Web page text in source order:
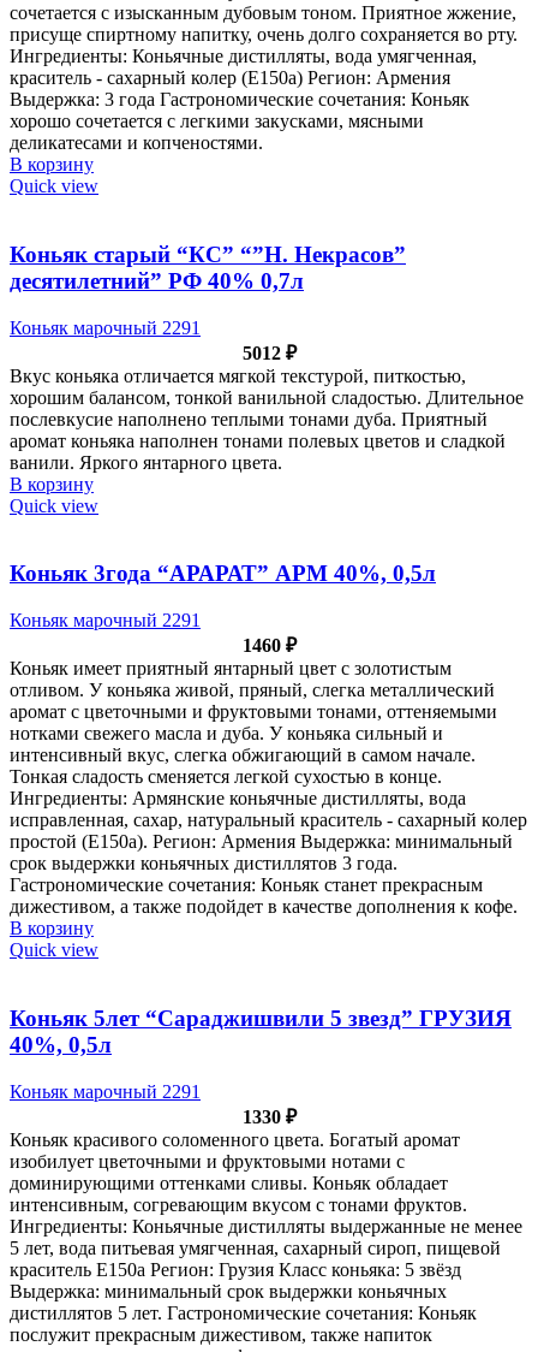
сочетается с изысканным дубовым тоном. Приятное жжение,
присуще спиртному напитку, очень долго сохраняется во рту.
Ингредиенты: Коньячные дистилляты, вода умягченная,
краситель - сахарный колер (Е150а) Регион: Армения
Выдержка: 3 года Гастрономические сочетания: Коньяк
хорошо сочетается с легкими закусками, мясными
деликатесами и копченостями.
В корзину
Quick view
Коньяк старый “КС” “”Н. Некрасов”
десятилетний” РФ 40% 0,7л
Коньяк марочный 2291
5012 ₽
Вкус коньяка отличается мягкой текстурой, питкостью,
хорошим балансом, тонкой ванильной сладостью. Длительное
послевкусие наполнено теплыми тонами дуба. Приятный
аромат коньяка наполнен тонами полевых цветов и сладкой
ванили. Яркого янтарного цвета.
В корзину
Quick view
Коньяк 3года “АРАРАТ” АРМ 40%, 0,5л
Коньяк марочный 2291
1460 ₽
Коньяк имеет приятный янтарный цвет с золотистым
отливом. У коньяка живой, пряный, слегка металлический
аромат с цветочными и фруктовыми тонами, оттеняемыми
нотками свежего масла и дуба. У коньяка сильный и
интенсивный вкус, слегка обжигающий в самом начале.
Тонкая сладость сменяется легкой сухостью в конце.
Ингредиенты: Армянские коньячные дистилляты, вода
исправленная, сахар, натуральный краситель - сахарный колер
простой (Е150а). Регион: Армения Выдержка: минимальный
срок выдержки коньячных дистиллятов 3 года.
Гастрономические сочетания: Коньяк станет прекрасным
дижестивом, а также подойдет в качестве дополнения к кофе.
В корзину
Quick view
Коньяк 5лет “Сараджишвили 5 звезд” ГРУЗИЯ
40%, 0,5л
Коньяк марочный 2291
1330 ₽
Коньяк красивого соломенного цвета. Богатый аромат
изобилует цветочными и фруктовыми нотами с
доминирующими оттенками сливы. Коньяк обладает
интенсивным, согревающим вкусом с тонами фруктов.
Ингредиенты: Коньячные дистилляты выдержанные не менее
5 лет, вода питьевая умягченная, сахарный сироп, пищевой
краситель Е150а Регион: Грузия Класс коньяка: 5 звёзд
Выдержка: минимальный срок выдержки коньячных
дистиллятов 5 лет. Гастрономические сочетания: Коньяк
послужит прекрасным дижестивом, также напиток